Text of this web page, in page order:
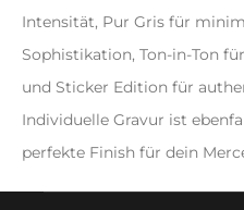
Intensität, Pur Gris für
Sophistikation, Ton-in-Ton
und Sticker Edition für
Individuelle Gravur ist
perfekte Finish für dein